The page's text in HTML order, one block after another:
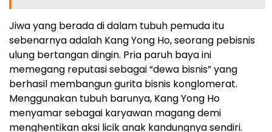
Jiwa yang berada di dalam tubuh pemuda itu
sebenarnya adalah Kang Yong Ho, seorang pebisnis
ulung bertangan dingin. Pria paruh baya ini
memegang reputasi sebagai “dewa bisnis” yang
berhasil membangun gurita bisnis konglomerat.
Menggunakan tubuh barunya, Kang Yong Ho
menyamar sebagai karyawan magang demi
menghentikan aksi licik anak kandungnya sendiri.